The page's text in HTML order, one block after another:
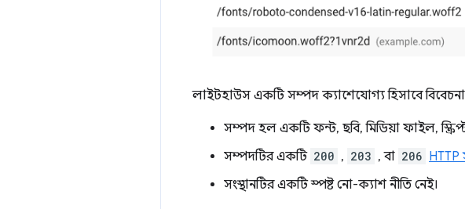
লাইটহাউস একটি সম্পদ ক্যাশেযোগ্য হিসাবে
সম্পদ হল একটি ফন্ট, ছবি, মিডিয়া ফাইল,
সম্পদটির একটি 200 , 203 , বা 206 HTTP
সংস্থানটির একটি স্পষ্ট নো-ক্যাশ নীতি নেই।